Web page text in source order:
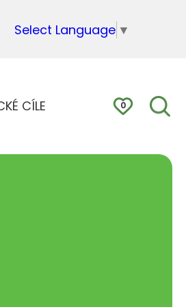
Select Language ▼
CÍLE 0